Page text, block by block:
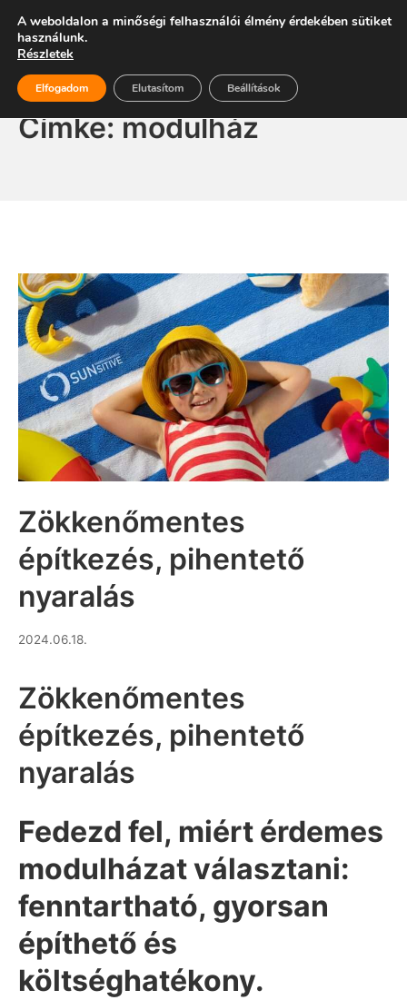
content
Energiaszabadság
Címke:modulház
Zökkenőmentes
építkezés, pihentető
nyaralás
2024.06.18.
Zökkenőmentes
építkezés, pihentető
nyaralás
Fedezd fel, miért érdemes
modulházat választani:
fenntartható, gyorsan
építhető és
költséghatékony.
A weboldalon a minőségi felhasználói élmény érdekében sütiket
használunk.
Részletek
Elfogadom Elutasítom Beállítások